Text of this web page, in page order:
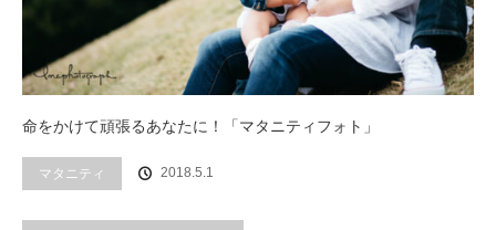
命をかけて頑張るあなたに！「マタニティフォト」
マタニティ 2018.5.1